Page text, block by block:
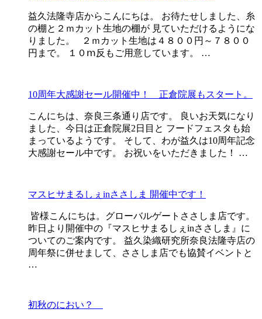
益久法隆寺店からこんにちは。 お待たせしました、糸
の棚と２ｍカット生地の棚が 見ていただけるようにな
りました。 ２ｍカット生地は４８００円～７８００
円まで。 １０ⅿ反もご用意しています。 …
10周年大感謝セール開催中！ 正倉院展もスタート。
こんにちは、奈良三条通り店です。 良いお天気になり
ました、今日は正倉院展2日目と フードフェスタも始
まっているようです。 そして、わが益久は10周年記念
大感謝セール中です。 お祝いをいただきました！ …
マスヒサまるしぇinささしま 開催中です！
皆様こんにちは。グローバルゲートささしま店です。
昨日より開催中の『マスヒサまるしぇinささしま』に
ついてのご案内です。 益久染織研究所奈良法隆寺店の
周年祭に併せまして、ささしま店でも協賛イベントと
…
初秋のにおい？